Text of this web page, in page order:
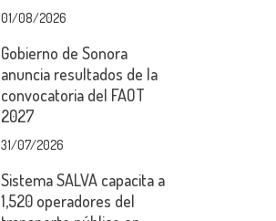
01/08/2026
Gobierno de Sonora
anuncia resultados de la
convocatoria del FAOT
2027
31/07/2026
Sistema SALVA capacita a
1,520 operadores del